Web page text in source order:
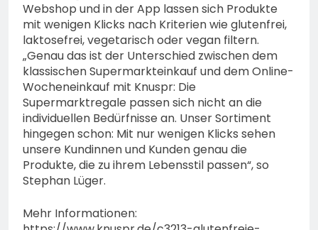
Webshop und in der App lassen sich Produkte
mit wenigen Klicks nach Kriterien wie glutenfrei,
laktosefrei, vegetarisch oder vegan filtern.
„Genau das ist der Unterschied zwischen dem
klassischen Supermarkteinkauf und dem Online-
Wocheneinkauf mit Knuspr: Die
Supermarktregale passen sich nicht an die
individuellen Bedürfnisse an. Unser Sortiment
hingegen schon: Mit nur wenigen Klicks sehen
unsere Kundinnen und Kunden genau die
Produkte, die zu ihrem Lebensstil passen“, so
Stephan Lüger.
Mehr Informationen: